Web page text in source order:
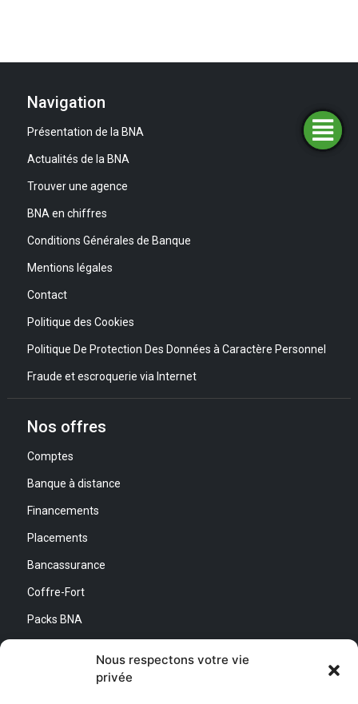
Nous respectons votre vie
privée
Navigation
Présentation de la BNA
Actualités de la BNA
Trouver une agence
BNA en chiffres
Conditions Générales de Banque
Mentions légales
Contact
Politique des Cookies
Politique De Protection Des Données à Caractère Personnel
Fraude et escroquerie via Internet
Nos offres
Comptes
Banque à distance
Financements
Placements
Bancassurance
Coffre-Fort
Packs BNA
Trouver
une
agence
Demander
un
financement
Simulateurs
Ouvrir
un
compte